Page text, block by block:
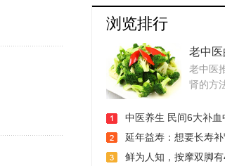
浏览排行
老中
方法
老中医
肾的方
中医养生 民间6大补血
延年益寿：想要长寿
鲜为人知，按摩双脚